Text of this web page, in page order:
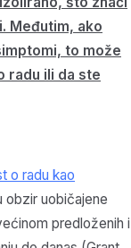
Međutim, ako
to može
radu ili da ste
o radu kao
obzir uobičajene
predloženih i